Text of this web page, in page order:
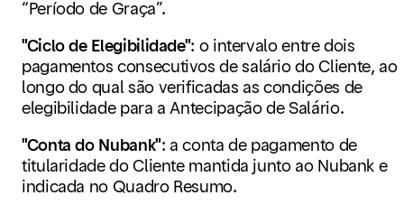
“Período de Graça”.
"Ciclo de Elegibilidade": o intervalo entre dois
pagamentos consecutivos de salário do Cliente, ao
longo do qual são verificadas as condições de
elegibilidade para a Antecipação de Salário.
"Conta do Nubank": a conta de pagamento de
titularidade do Cliente mantida junto ao Nubank e
indicada no Quadro Resumo.